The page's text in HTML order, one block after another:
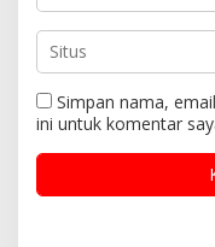
Simpan nama,
ini untuk komentar